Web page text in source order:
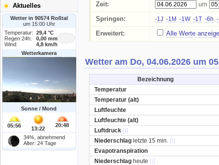
Aktuelles
Wetter in 90574 Roßtal
um 15:00 Uhr
Temperatur:
29,4 °C
Regen 24h:
0,00 mm
Wind:
4,8 km/h
Wetterkamera
Sonne / Mond
05:56 13:22
20:48
34%, abnehmend
Alter: 24 Tage
Zeit:
um
Springen:
-1J -1M -1W -1T -6h
Erweitert: Alle Werte
Wetter am Do, 04.06.2026 um
Bezeichnung
Temperatur
Temperatur (alt)
Luftfeuchte
Luftfeuchte (alt)
Luftdruck [i]
Niederschlag letzte 15 min. [i]
Evapotranspiration
Niederschlag heute [i]